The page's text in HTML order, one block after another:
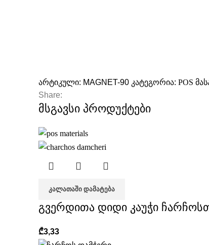
არტიკული: MAGNET-90 კატეგორია: POS
Share:
მსგავსი პროდუქტები
ᲙᲐᲚᲐᲗᲐᲨᲘ ᲓᲐᲛᲐᲢᲔᲑᲐ
გვერდითა დიდი კაუჭი
₾3,33